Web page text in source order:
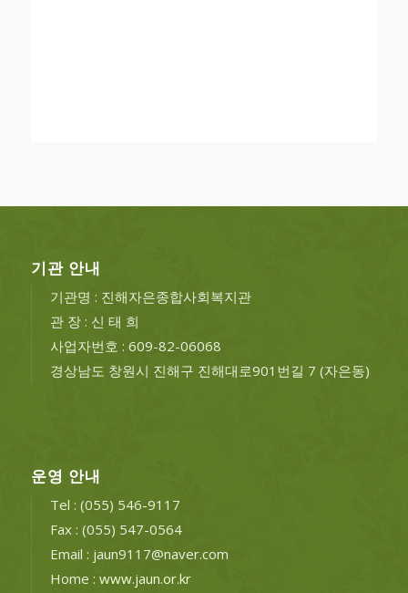
기관 안내
기관명 : 진해자은종합사회복지관
관 장 : 신 태 희
사업자번호 : 609-82-06068
경상남도 창원시 진해구 진해대로901번길 7 (자은동)
운영 안내
Tel : (055) 546-9117
Fax : (055) 547-0564
Email : jaun9117@naver.com
Home : www.jaun.or.kr